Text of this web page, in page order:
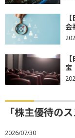
会
宝
「株主優待の
2026/07/30